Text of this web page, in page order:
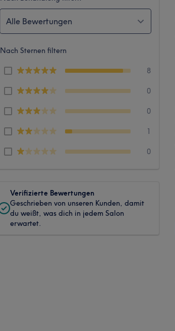
Alle Bewertungen
Nach Sternen filtern
8
0
0
1
0
Verifizierte Bewertungen
Geschrieben von unseren Kunden, damit
du weißt, was dich in jedem Salon
erwartet.